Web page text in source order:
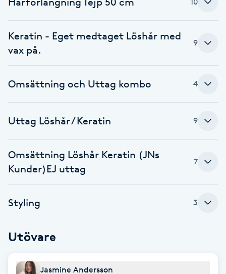
Eyeliner-tatuering
F
Face framing
Fet hårbotten
Fettreducering
Fibromassage
Keratin - Eget medtaget Löshår med
vax på.
9
Omsättning och Uttag kombo 4
Uttag Löshår / Keratin 9
Omsättning Löshår Keratin (JNs
Kunder)EJ uttag
7
Styling 3
Utövare
Jasmine Andersson